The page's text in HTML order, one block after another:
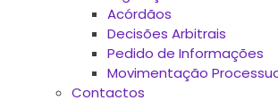
Acórdãos
Decisões Arbitrais
Pedido de Informações
Movimentação
Contactos